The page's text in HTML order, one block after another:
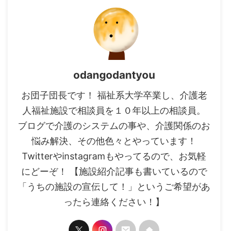
odangodantyou
お団子団長です！ 福祉系大学卒業し、介護老
人福祉施設で相談員を１０年以上の相談員。
ブログで介護のシステムの事や、介護関係のお
悩み解決、その他色々とやっています！
Twitterやinstagramもやってるので、お気軽
にどーぞ！ 【施設紹介記事も書いているので
「うちの施設の宣伝して！」というご希望があ
ったら連絡ください！】